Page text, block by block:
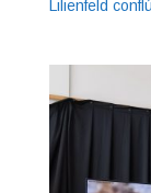
Lilienfeld